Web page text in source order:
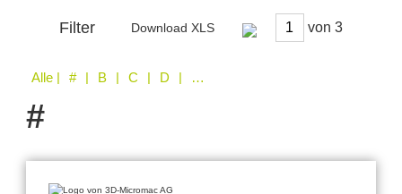
Filter Download XLS von
Alle | # | B | C | D | E | F | L | M | N | O | P | R | S | T | V | W
#